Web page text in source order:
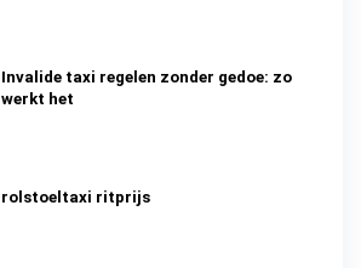
Invalide taxi regelen zonder gedoe: zo
werkt het
rolstoeltaxi ritprijs